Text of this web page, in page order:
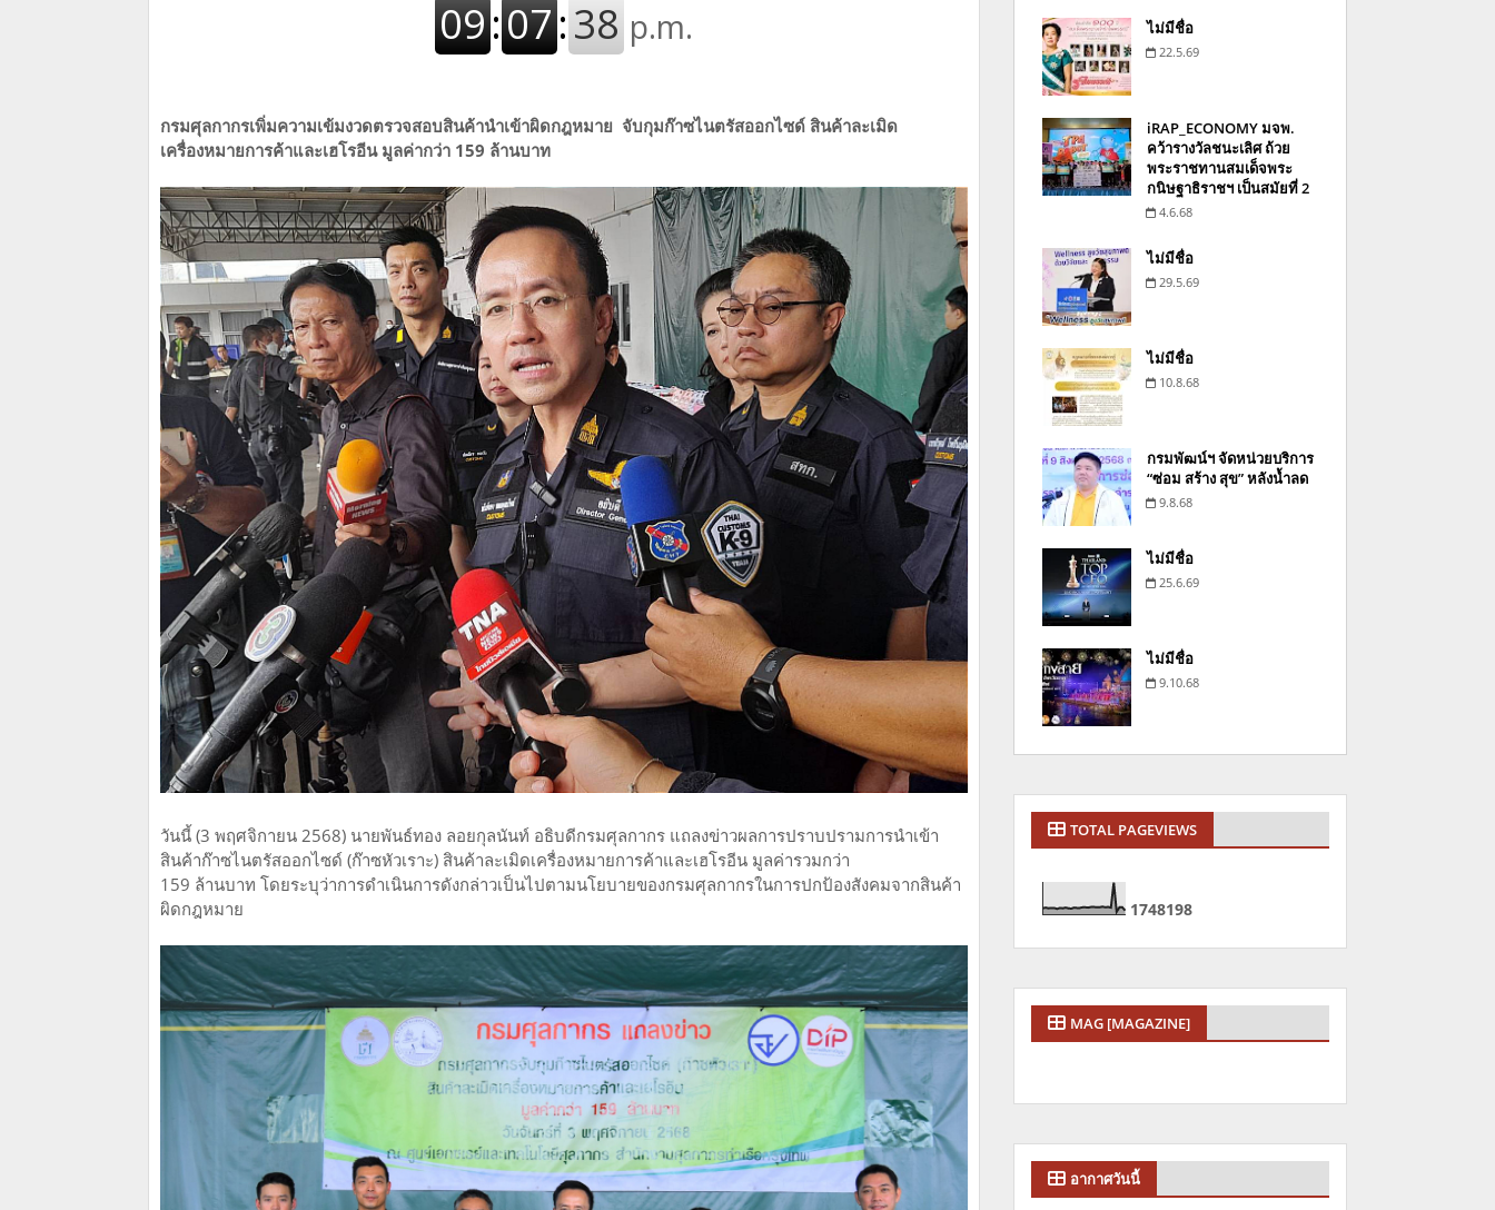
กรมศุลกากรเพิ่มความเข้มงวดตรวจสอบสินค้านำเข้าผิดกฎหมาย จับกุมก๊าซไนตรัสออกไซด์ สินค้าละเมิด
เครื่องหมายการค้าและเฮโรอีน มูลค่ากว่า 159 ล้านบาท
วันนี้ (3 พฤศจิกายน 2568) นายพันธ์ทอง ลอยกุลนันท์ อธิบดีกรมศุลกากร แถลงข่าวผลการปราบปรามการนำเข้า
สินค้าก๊าซไนตรัสออกไซด์ (ก๊าซหัวเราะ) สินค้าละเมิดเครื่องหมายการค้าและเฮโรอีน มูลค่ารวมกว่า
159 ล้านบาท โดยระบุว่าการดำเนินการดังกล่าวเป็นไปตามนโยบายของกรมศุลกากรในการปกป้องสังคมจากสินค้า
ผิดกฎหมาย
ไม่มีชื่อ
22.5.69
iRAP_ECONOMY มจพ.
คว้ารางวัลชนะเลิศ ถ้วย
พระราชทานสมเด็จพระ
กนิษฐาธิราชฯ เป็นสมัยที่ 2
4.6.68
ไม่มีชื่อ
29.5.69
ไม่มีชื่อ
10.8.68
กรมพัฒน์ฯ จัดหน่วยบริการ
“ซ่อม สร้าง สุข” หลังน้ำลด
9.8.68
ไม่มีชื่อ
25.6.69
ไม่มีชื่อ
9.10.68
TOTAL PAGEVIEWS
1748198
MAG [MAGAZINE]
อากาศวันนี้